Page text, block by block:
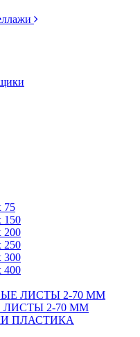
75
150
200
250
300
400
ЛИСТЫ 2-70 ММ
2-70 ММ
ПЛАСТИКА